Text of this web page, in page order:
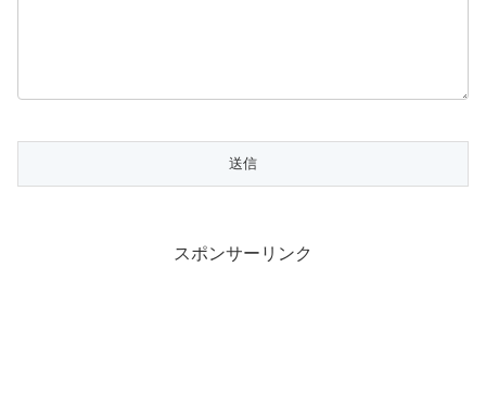
スポンサーリンク